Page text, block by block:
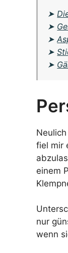
➤
➤
➤
➤
➤
fiel mir
einem
nur
wenn